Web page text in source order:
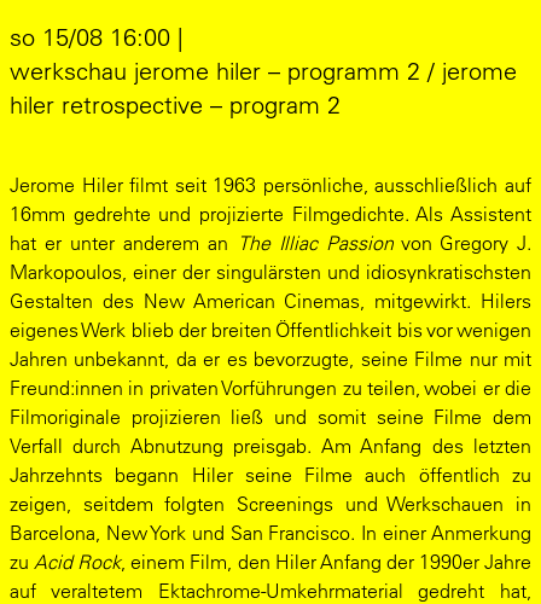
so 15/08 16:00 |
werkschau jerome hiler – programm 2 / jerome
hiler retrospective – program 2
Jerome Hiler filmt seit 1963 persönliche, ausschließlich auf
16mm gedrehte und projizierte Filmgedichte. Als Assistent
hat er unter anderem an The Illiac Passionvon Gregory J.
Markopoulos, einer der singulärsten und idiosynkratischsten
Gestalten des New American Cinemas, mitgewirkt. Hilers
eigenes Werk blieb der breiten Öffentlichkeit bis vor wenigen
Jahren unbekannt, da er es bevorzugte, seine Filme nur mit
Freund:innen in privaten Vorführungen zu teilen, wobei er die
Filmoriginale projizieren ließ und somit seine Filme dem
Verfall durch Abnutzung preisgab. Am Anfang des letzten
Jahrzehnts begann Hiler seine Filme auch öffentlich zu
zeigen, seitdem folgten Screenings und Werkschauen in
Barcelona, New York und San Francisco. In einer Anmerkung
zu Acid Rock, einem Film, den Hiler Anfang der 1990er Jahre
auf veraltetem Ektachrome-Umkehrmaterial gedreht hat,